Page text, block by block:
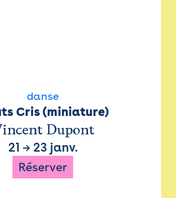
danse
Cris (miniature)
Dupont
21 → 23 janv.
Réserver